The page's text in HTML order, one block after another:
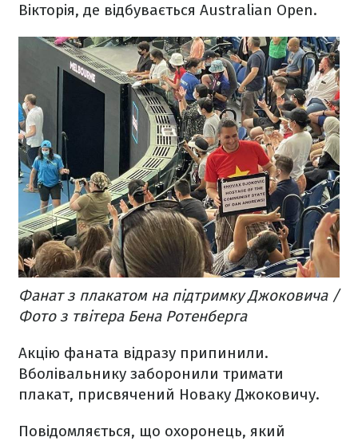
Вікторія, де відбувається Australian Open.
Фанат з плакатом на підтримку Джоковича /
Фото з твітера Бена Ротенберга
Акцію фаната відразу припинили.
Вболівальнику заборонили тримати
плакат, присвячений Новаку Джоковичу.
Повідомляється, що охоронець, який